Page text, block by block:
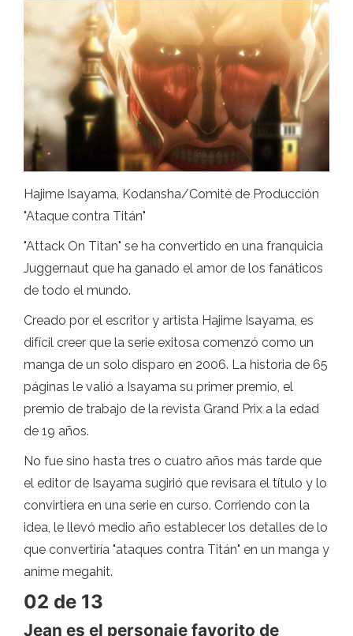
Hajime Isayama, Kodansha/Comité de Producción
"Ataque contra Titán"
"Attack On Titan" se ha convertido en una franquicia
Juggernaut que ha ganado el amor de los fanáticos
de todo el mundo.
Creado por el escritor y artista Hajime Isayama, es
difícil creer que la serie exitosa comenzó como un
manga de un solo disparo en 2006. La historia de 65
páginas le valió a Isayama su primer premio, el
premio de trabajo de la revista Grand Prix a la edad
de 19 años.
No fue sino hasta tres o cuatro años más tarde que
el editor de Isayama sugirió que revisara el título y lo
convirtiera en una serie en curso. Corriendo con la
idea, le llevó medio año establecer los detalles de lo
que convertiría "ataques contra Titán" en un manga y
anime megahit.
02 de 13
Jean es el personaje favorito de